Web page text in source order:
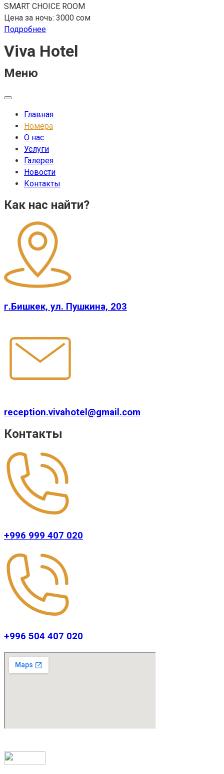
SMART CHOICE ROOM
Цена за ночь: 3000 сом
Подробнее
Viva Hotel
Меню
Главная
Номера
О нас
Услуги
Галерея
Новости
Контакты
Как нас найти?
г.Бишкек, ул. Пушкина, 203
reception.vivahotel@gmail.com
Контакты
+996 999 407 020
+996 504 407 020